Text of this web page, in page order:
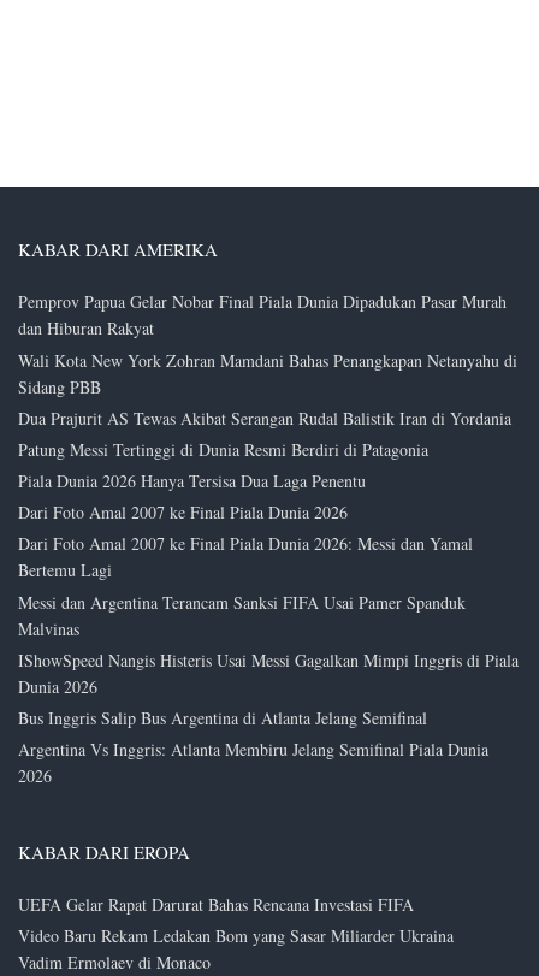
KABAR DARI AMERIKA
Pemprov Papua Gelar Nobar Final Piala Dunia Dipadukan Pasar Murah
dan Hiburan Rakyat
Wali Kota New York Zohran Mamdani Bahas Penangkapan Netanyahu di
Sidang PBB
Dua Prajurit AS Tewas Akibat Serangan Rudal Balistik Iran di Yordania
Patung Messi Tertinggi di Dunia Resmi Berdiri di Patagonia
Piala Dunia 2026 Hanya Tersisa Dua Laga Penentu
Dari Foto Amal 2007 ke Final Piala Dunia 2026
Dari Foto Amal 2007 ke Final Piala Dunia 2026: Messi dan Yamal
Bertemu Lagi
Messi dan Argentina Terancam Sanksi FIFA Usai Pamer Spanduk
Malvinas
IShowSpeed Nangis Histeris Usai Messi Gagalkan Mimpi Inggris di Piala
Dunia 2026
Bus Inggris Salip Bus Argentina di Atlanta Jelang Semifinal
Argentina Vs Inggris: Atlanta Membiru Jelang Semifinal Piala Dunia
2026
KABAR DARI EROPA
UEFA Gelar Rapat Darurat Bahas Rencana Investasi FIFA
Video Baru Rekam Ledakan Bom yang Sasar Miliarder Ukraina
Vadim Ermolaev di Monaco